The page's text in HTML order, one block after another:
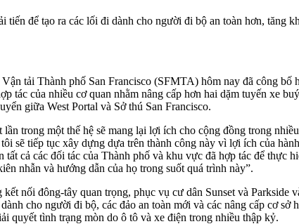
để tạo ra các lối đi dành cho người đi bộ an toàn hơn, tăng
tải Thành phố San Francisco (SFMTA) hôm nay đã công
tác của nhiều cơ quan nhằm nâng cấp hơn hai dặm tuyến xe
giữa West Portal và Sở thú San Francisco.
trong một thế hệ sẽ mang lại lợi ích cho cộng đồng trong
sẽ tiếp tục xây dựng dựa trên thành công này vì lợi ích của
cả các đối tác của Thành phố và khu vực đã hợp tác để thực
nhẫn và hướng dẫn của họ trong suốt quá trình này”.
nối đông-tây quan trọng, phục vụ cư dân Sunset và Parkside
cho người đi bộ, các đảo an toàn mới và các nâng cấp cơ
quyết tình trạng mòn do ô tô và xe điện trong nhiều thập kỷ.